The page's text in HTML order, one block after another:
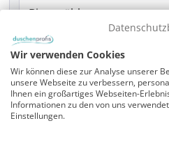
Produkt Anzahl:
Infos
Wir verwenden Cookies
Wir können diese zur Analyse unserer
unsere Webseite zu verbessern,
Ihnen ein großartiges Webseiten-
Informationen zu den von uns
Einstellungen.